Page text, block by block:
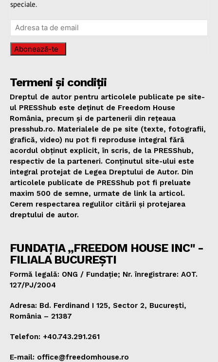
speciale.
Abonează-te
Termeni și condiții
Dreptul de autor pentru articolele publicate pe site-
ul PRESShub este deținut de Freedom House
România, precum și de partenerii din rețeaua
presshub.ro. Materialele de pe site (texte, fotografii,
grafică, video) nu pot fi reproduse integral fără
acordul obținut explicit, în scris, de la PRESShub,
respectiv de la parteneri. Conținutul site-ului este
integral protejat de Legea Dreptului de Autor. Din
articolele publicate de PRESShub pot fi preluate
maxim 500 de semne, urmate de link la articol.
Cerem respectarea regulilor citării și protejarea
dreptului de autor.
FUNDAȚIA „FREEDOM HOUSE INC" -
FILIALA BUCUREȘTI
Formă legală: ONG / Fundație; Nr. înregistrare: AOT.
127/PJ/2004
Adresa: Bd. Ferdinand I 125, Sector 2, București,
România – 21387
Telefon: +40.743.291.261
E-mail: office@freedomhouse.ro